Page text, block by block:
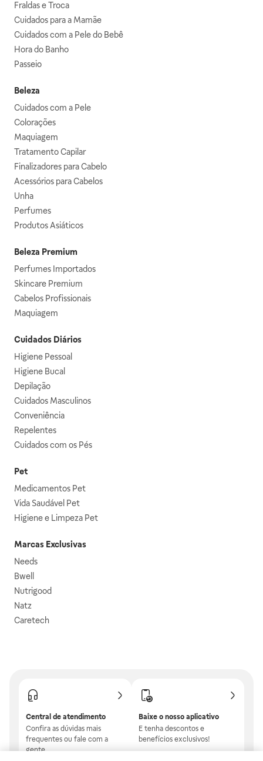
Fraldas e Troca
Cuidados para a Mamãe
Cuidados com a Pele do Bebê
Hora do Banho
Passeio
Beleza
Cuidados com a Pele
Colorações
Maquiagem
Tratamento Capilar
Finalizadores para Cabelo
Acessórios para Cabelos
Unha
Perfumes
Produtos Asiáticos
Beleza Premium
Perfumes Importados
Skincare Premium
Cabelos Profissionais
Maquiagem
Cuidados Diários
Higiene Pessoal
Higiene Bucal
Depilação
Cuidados Masculinos
Conveniência
Repelentes
Cuidados com os Pés
Pet
Medicamentos Pet
Vida Saudável Pet
Higiene e Limpeza Pet
Marcas Exclusivas
Needs
Bwell
Nutrigood
Natz
Caretech
Central de atendimento
Confira as dúvidas mais
frequentes ou fale com a
gente.
Baixe o nosso aplicativo
E tenha descontos e
benefícios exclusivos!